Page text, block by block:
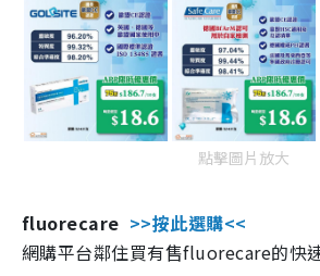
點擊圖片放大
fluorecare >>按此選購<<
網購平台鄰住買有售fluorecare的快